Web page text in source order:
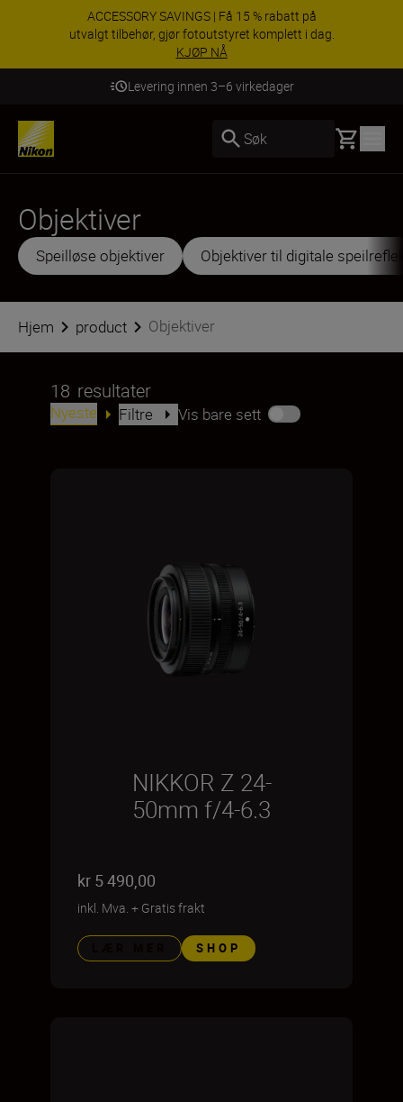
ACCESSORY SAVINGS | Få 15 % rabatt på
utvalgt tilbehør, gjør fotoutstyret komplett i dag.
KJØP NÅ
Levering innen 3–6 virkedager
Søk Basket
Objektiver
Speilløse objektiver Objektiver til digitale
Hjem product Objektiver
18 resultater
Nyeste Filtre Vis bare sett
NIKKOR Z 24-
50mm f/4-6.3
kr 5 490,00
inkl. Mva. + Gratis frakt
SHOP